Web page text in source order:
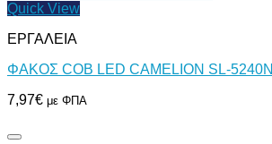
Quick View
ΕΡΓΑΛΕΙΑ
ΦΑΚΟΣ COB LED CAMELION SL-5240N
7,97€ με ΦΠΑ